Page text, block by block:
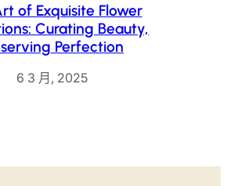
of Exquisite Flower
Curating Beauty,
Perfection
6 3 月, 2025